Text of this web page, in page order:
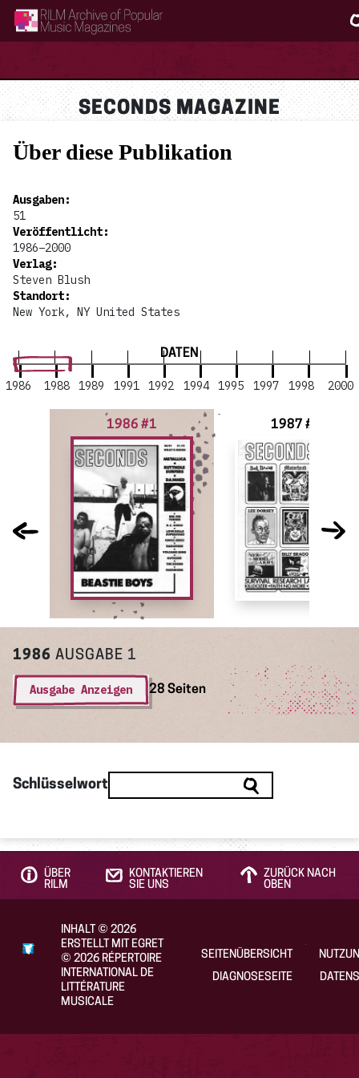
RILM Archive of Popular Music Magazines
SECONDS MAGAZINE
DATEN
1986 1988 1989 1991 1992 1994 1995 1997 1998 2000
1986 #1 1987 #2
1986 AUSGABE 1
Ausgabe Anzeigen 28 Seiten
Schlüsselwort
Über diese Publikation
Ausgaben:
51
Veröffentlicht:
1986–2000
Verlag:
Steven Blush
Standort:
New York, NY United States
ÜBER
RILM
KONTAKTIEREN
SIE UNS
ZURÜCK NACH
OBEN
INHALT ©2026
ERSTELLT MIT EGRET
©2026 RÉPERTOIRE
INTERNATIONAL DE
LITTÉRATURE
MUSICALE
SEITENÜBERSICHT
DIAGNOSESEITE